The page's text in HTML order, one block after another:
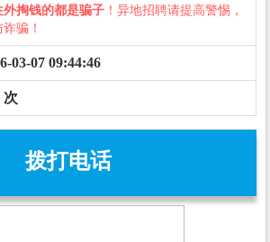
外掏钱的都是骗子 ！异地招聘请提高警惕，
骗！
03-07 09:44:46
次
拨打电话